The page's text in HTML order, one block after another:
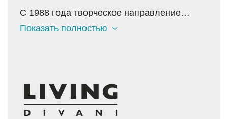
С 1988 года творческое направление
директор и дизайнер, чьё уникальное
чувствительность и современность.
Показать полностью